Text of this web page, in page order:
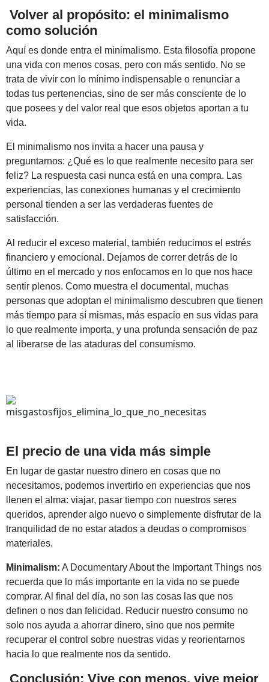
Volver al propósito: el minimalismo
como solución
Aquí es donde entra el minimalismo. Esta filosofía propone
una vida con menos cosas, pero con más sentido. No se
trata de vivir con lo mínimo indispensable o renunciar a
todas tus pertenencias, sino de ser más consciente de lo
que posees y del valor real que esos objetos aportan a tu
vida.
El minimalismo nos invita a hacer una pausa y
preguntarnos: ¿Qué es lo que realmente necesito para ser
feliz? La respuesta casi nunca está en una compra. Las
experiencias, las conexiones humanas y el crecimiento
personal tienden a ser las verdaderas fuentes de
satisfacción.
Al reducir el exceso material, también reducimos el estrés
financiero y emocional. Dejamos de correr detrás de lo
último en el mercado y nos enfocamos en lo que nos hace
sentir plenos. Como muestra el documental, muchas
personas que adoptan el minimalismo descubren que tienen
más tiempo para sí mismas, más espacio en sus vidas para
lo que realmente importa, y una profunda sensación de paz
al liberarse de las ataduras del consumismo.
El precio de una vida más simple
En lugar de gastar nuestro dinero en cosas que no
necesitamos, podemos invertirlo en experiencias que nos
llenen el alma: viajar, pasar tiempo con nuestros seres
queridos, aprender algo nuevo o simplemente disfrutar de la
tranquilidad de no estar atados a deudas o compromisos
materiales.
Minimalism: A Documentary About the Important Things nos
recuerda que lo más importante en la vida no se puede
comprar. Al final del día, no son las cosas las que nos
definen o nos dan felicidad. Reducir nuestro consumo no
solo nos ayuda a ahorrar dinero, sino que nos permite
recuperar el control sobre nuestras vidas y reorientarnos
hacia lo que realmente nos da sentido.
Conclusión: Vive con menos, vive mejor